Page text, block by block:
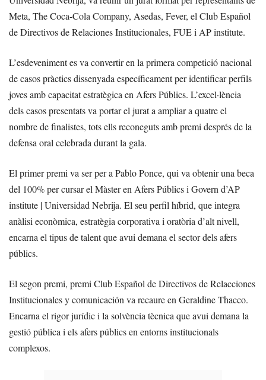
Meta, The Coca-Cola Company, Asedas, Fever, el Club Español
de Directivos de Relaciones Institucionales, FUE i AP institute.
L’esdeveniment es va convertir en la primera competició nacional
de casos pràctics dissenyada específicament per identificar perfils
joves amb capacitat estratègica en Afers Públics. L’excel·lència
dels casos presentats va portar el jurat a ampliar a quatre el
nombre de finalistes, tots ells reconeguts amb premi després de la
defensa oral celebrada durant la gala.
El primer premi va ser per a Pablo Ponce, qui va obtenir una beca
del 100% per cursar el Màster en Afers Públics i Govern d’AP
institute | Universidad Nebrija. El seu perfil híbrid, que integra
anàlisi econòmica, estratègia corporativa i oratòria d’alt nivell,
encarna el tipus de talent que avui demana el sector dels afers
públics.
El segon premi, premi Club Español de Directivos de Relacciones
Institucionales y comunicación va recaure en Geraldine Thacco.
Encarna el rigor jurídic i la solvència tècnica que avui demana la
gestió pública i els afers públics en entorns institucionals
complexos.